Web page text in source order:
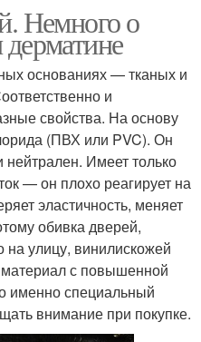
Немного о
основаниях — тканых и
и
свойства. На основу
(ПВХ или PVC). Он
нейтрален. Имеет только
— он плохо реагирует на
эластичность, меняет
обивка дверей,
улицу, винилискожей
с повышенной
именно специальный
внимание при покупке.